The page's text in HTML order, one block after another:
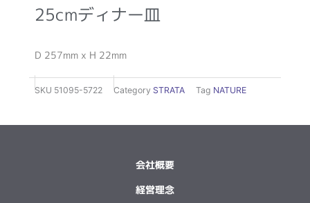
25cmディナー皿
D 257mm x H 22mm
SKU 51095-5722 Category STRATA Tag NATURE
会社概要
経営理念